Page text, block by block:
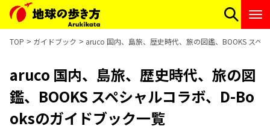
TOP ガイドブック aruco 国内、島旅、歴史時代、旅の図鑑、BOOKS スペ
aruco 国内、島旅、歴史時代、旅の図
鑑、BOOKS スペシャルコラボ、D-Bo
oksのガイドブック一覧